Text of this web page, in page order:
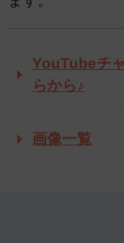
YouTubeチ
らから♪
画像一覧